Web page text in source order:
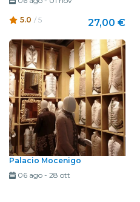
5.0 / 5 27,00 €
Palacio Mocenigo
06 ago- 28 ott